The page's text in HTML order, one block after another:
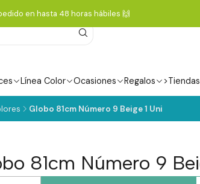
Línea Color Ocasiones Regalos >Tiendas
pedido en hasta 48 horas hábiles 🙌
Globo 81cm Número 9 Beige 1 Uni
81cm Número 9